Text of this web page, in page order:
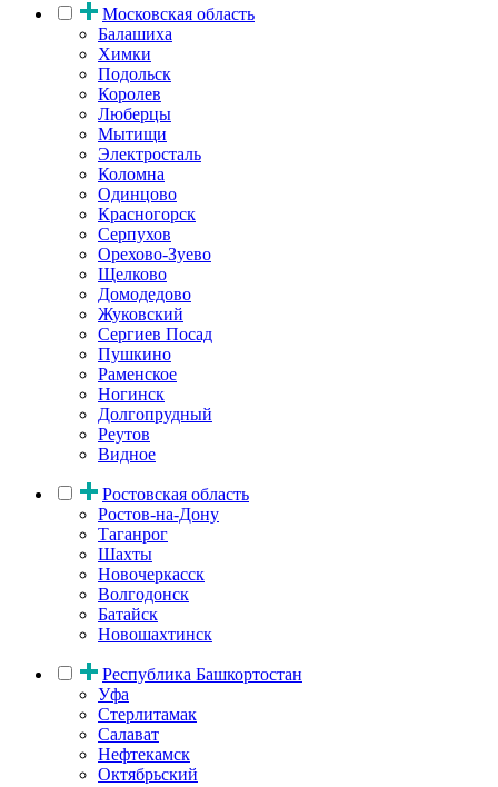
Московская область
Балашиха
Химки
Подольск
Королев
Люберцы
Мытищи
Электросталь
Коломна
Одинцово
Красногорск
Серпухов
Орехово-Зуево
Щелково
Домодедово
Жуковский
Сергиев Посад
Пушкино
Раменское
Ногинск
Долгопрудный
Реутов
Видное
Ростовская область
Ростов-на-Дону
Таганрог
Шахты
Новочеркасск
Волгодонск
Батайск
Новошахтинск
Республика Башкортостан
Уфа
Стерлитамак
Салават
Нефтекамск
Октябрьский